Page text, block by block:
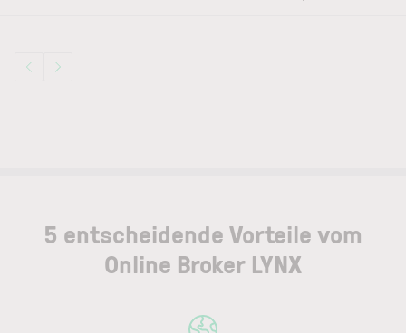
5 entscheidende Vorteile vom
Online Broker LYNX